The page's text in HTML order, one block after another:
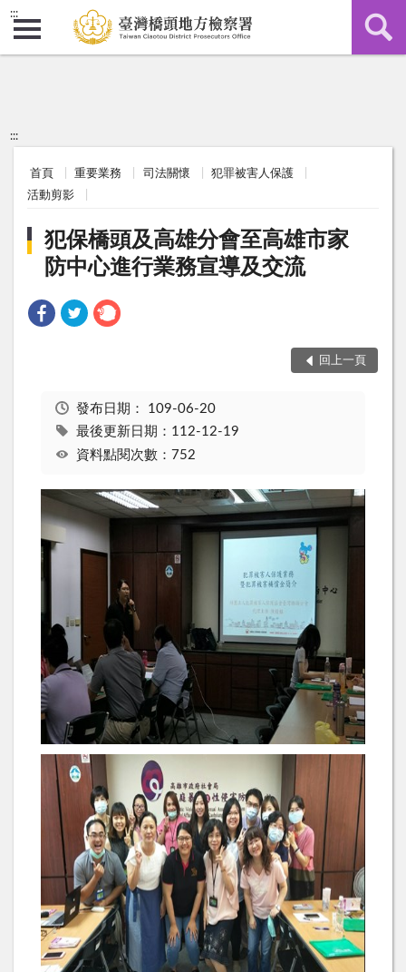
:::
:::
首頁 重要業務 司法關懷
犯罪被害人保護
活動剪影
犯保橋頭及高雄分會至高雄市家
防中心進行業務宣導及交流
回上一頁
發布日期： 109-06-20
最後更新日期：112-12-19
資料點閱次數：752